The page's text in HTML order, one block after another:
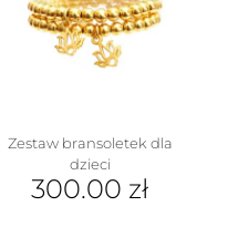
Zestaw bransoletek dla
dzieci
300.00 zł